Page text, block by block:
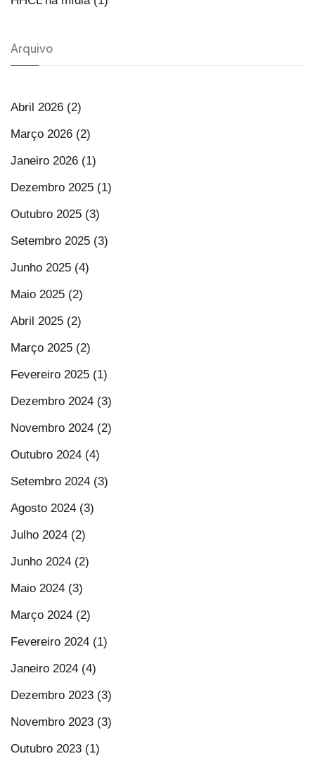
Arquivo
Abril 2026 (2)
Março 2026 (2)
Janeiro 2026 (1)
Dezembro 2025 (1)
Outubro 2025 (3)
Setembro 2025 (3)
Junho 2025 (4)
Maio 2025 (2)
Abril 2025 (2)
Março 2025 (2)
Fevereiro 2025 (1)
Dezembro 2024 (3)
Novembro 2024 (2)
Outubro 2024 (4)
Setembro 2024 (3)
Agosto 2024 (3)
Julho 2024 (2)
Junho 2024 (2)
Maio 2024 (3)
Março 2024 (2)
Fevereiro 2024 (1)
Janeiro 2024 (4)
Dezembro 2023 (3)
Novembro 2023 (3)
Outubro 2023 (1)